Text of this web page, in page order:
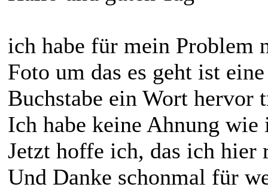
ich habe für mein Problem
Foto um das es geht ist
Buchstabe ein Wort hervor
Ich habe keine Ahnung
Jetzt hoffe ich, das ich
Und Danke schonmal für